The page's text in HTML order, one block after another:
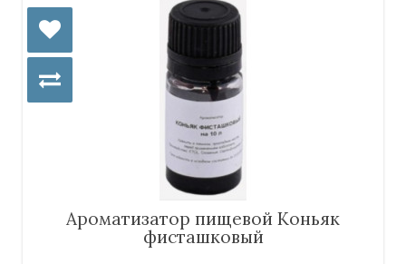
Ароматизатор пищевой Коньяк
фисташковый